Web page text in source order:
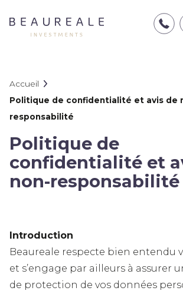
Breadcrumb
Accueil
Politique de confidentialité et avis de
responsabilité
Politique de
confidentialité et
non-responsabilité
Introduction
Beaureale respecte bien entendu
et s’engage par ailleurs à assurer
de protection de vos données